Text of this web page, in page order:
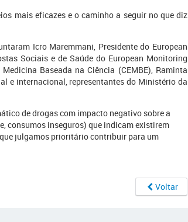
mais eficazes e o caminho a seguir no que diz
Icro Maremmani, Presidente do European
Sociais e de Saúde do European Monitoring
Baseada na Ciência (CEMBE), Raminta
e internacional, representantes do Ministério da
de drogas com impacto negativo sobre a
consumos inseguros) que indicam existirem
julgamos prioritário contribuir para um
Voltar